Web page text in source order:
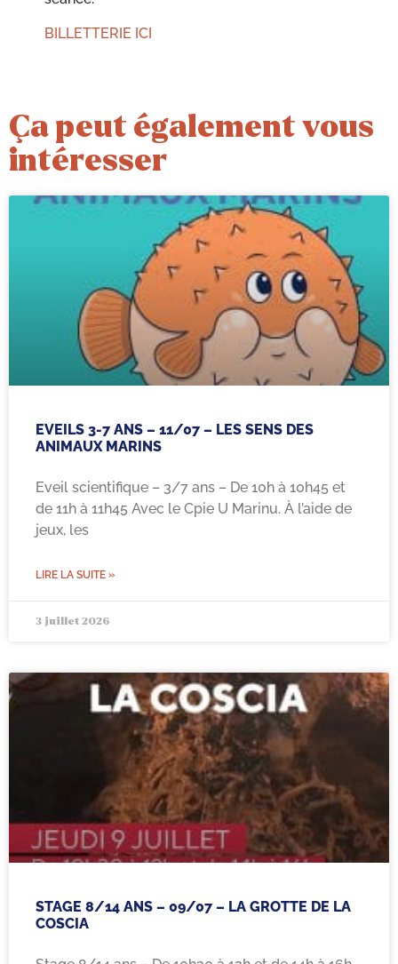
BILLETTERIE ICI
Ça peut également vous
intéresser
EVEILS 3-7 ANS – 11/07 – LES SENS DES
ANIMAUX MARINS
Eveil scientifique – 3/7 ans – De 10h à 10h45 et
de 11h à 11h45 Avec le Cpie U Marinu. À l’aide de
jeux, les
LIRE LA SUITE »
3 juillet 2026
STAGE 8/14 ANS – 09/07 – LA GROTTE DE LA
COSCIA